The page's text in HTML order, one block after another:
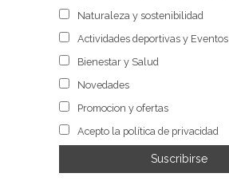
Naturaleza y sostenibilidad
Actividades deportivas y Eventos
Bienestar y Salud
Novedades
Promocion y ofertas
Acepto la política de privacidad